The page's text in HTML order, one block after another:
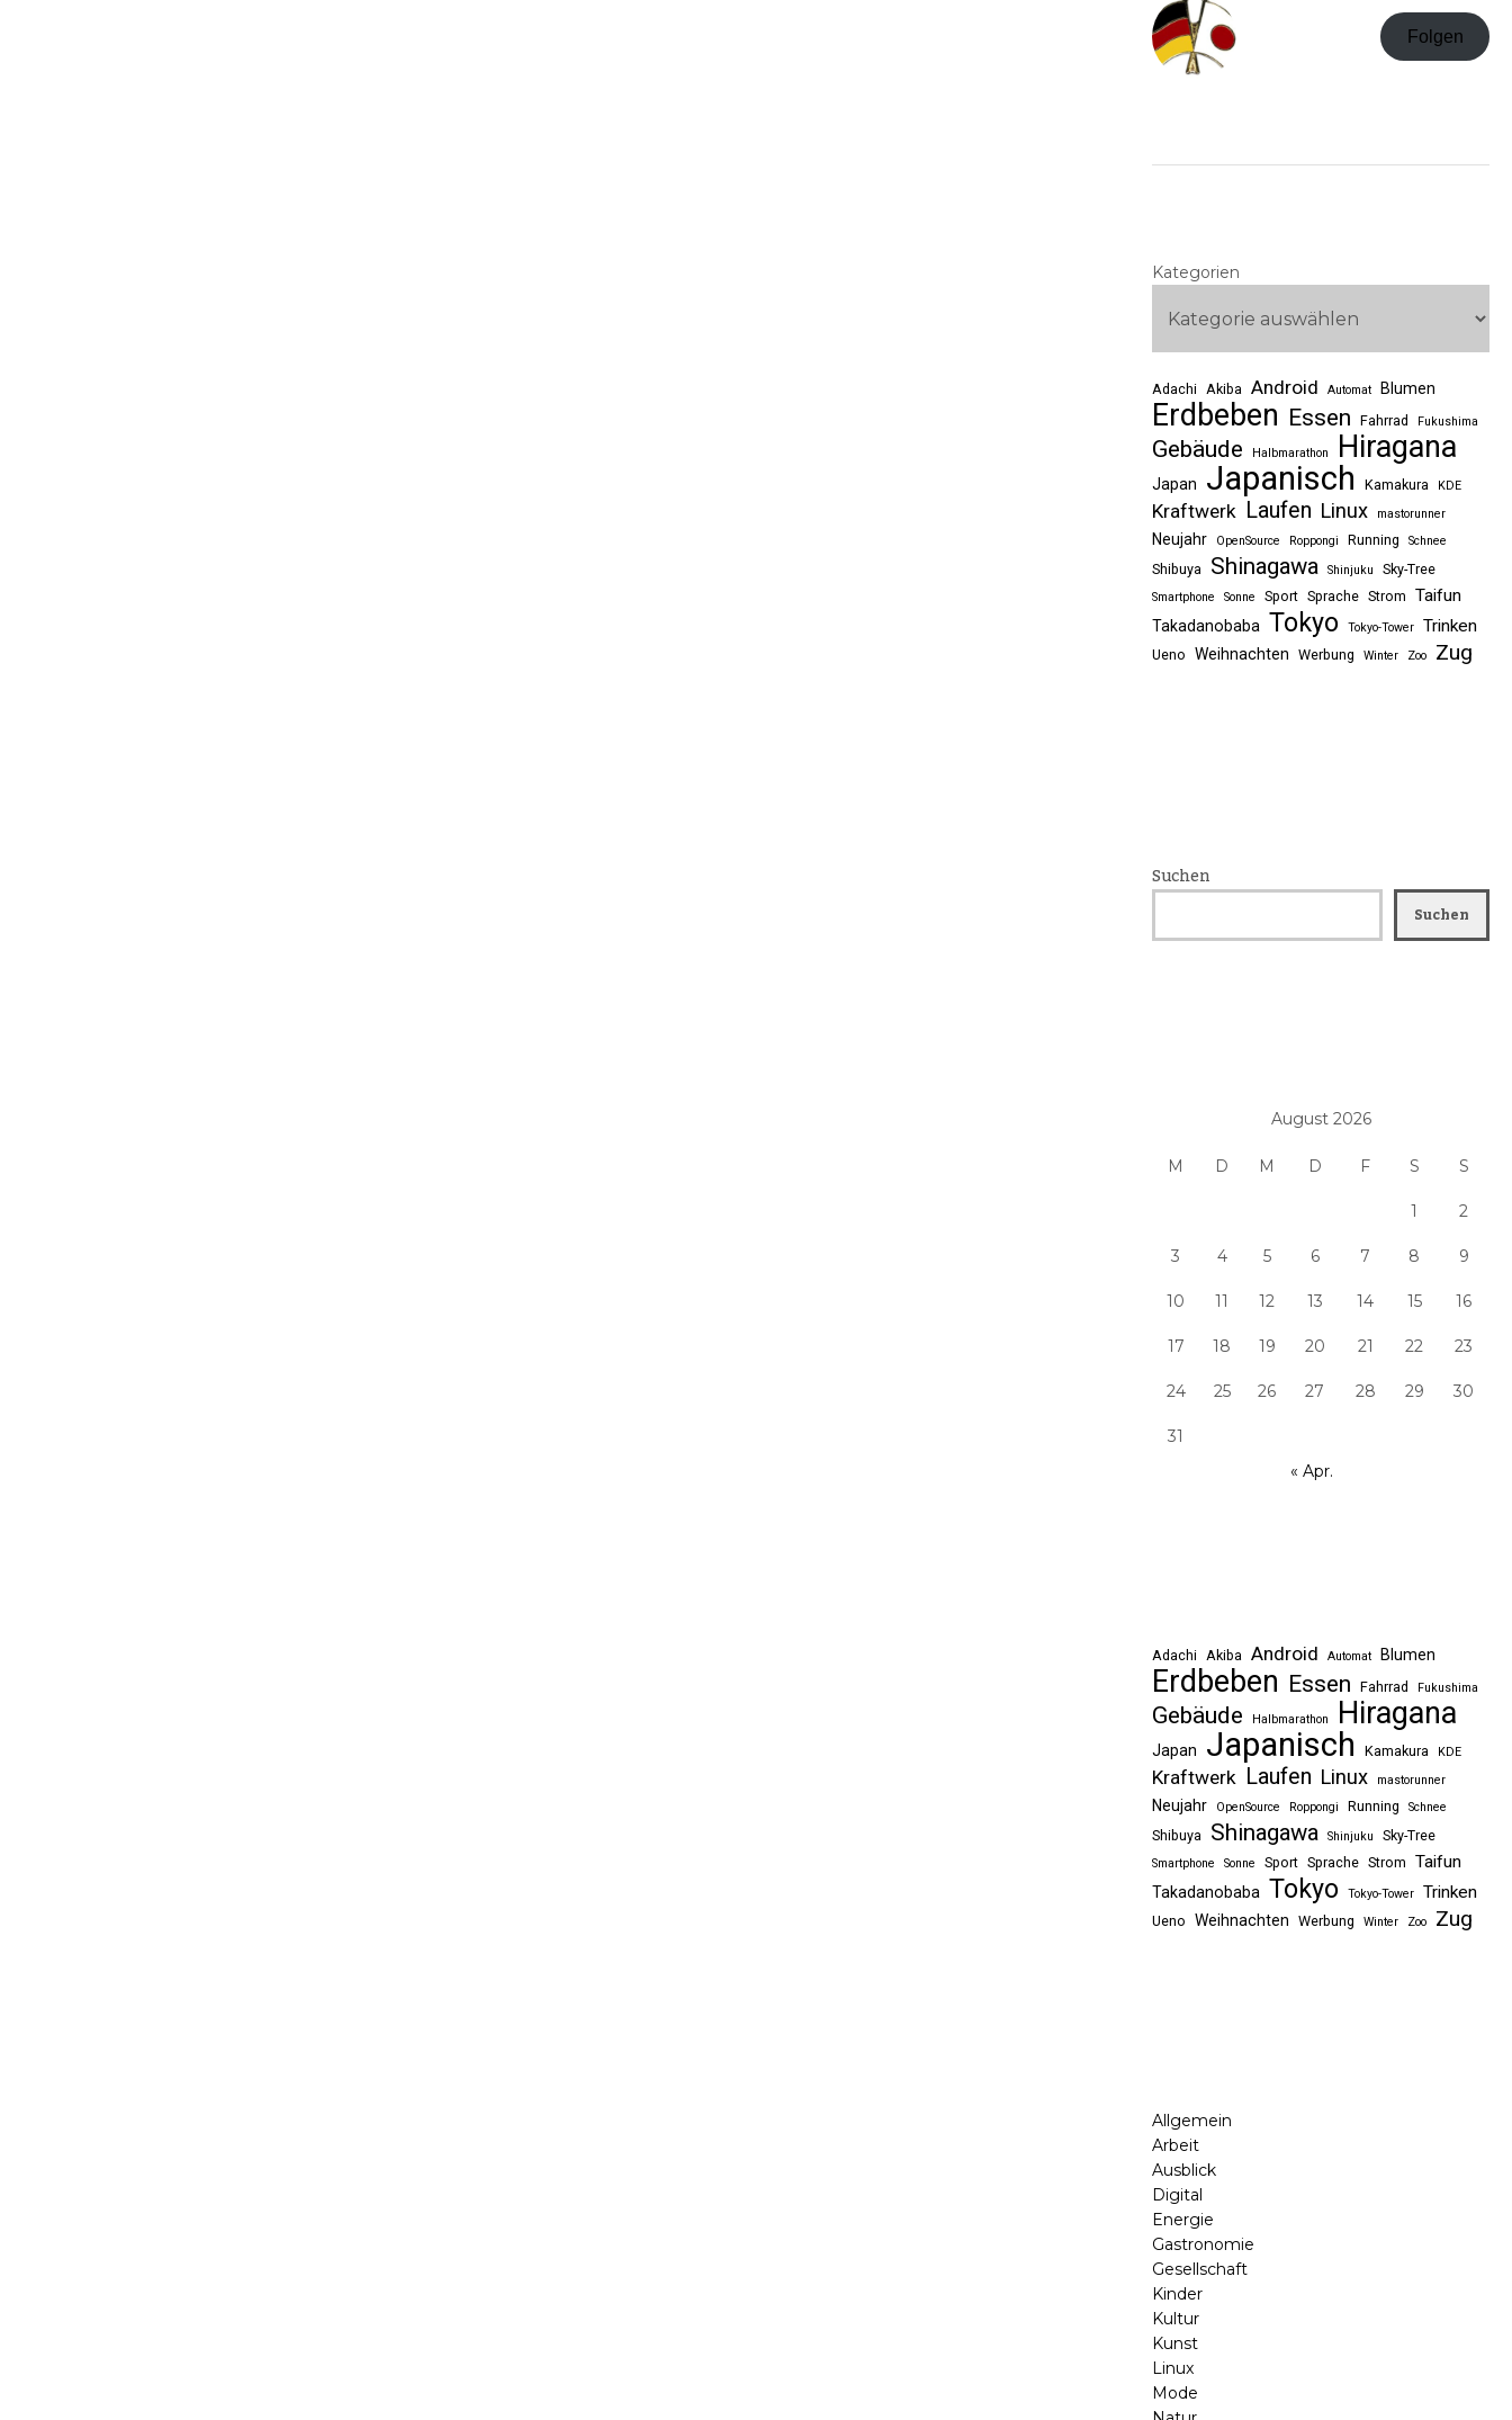
Folgen
Kategorien
Adachi Akiba Android Automat Blumen
Erdbeben Essen Fahrrad Fukushima
Gebäude Halbmarathon Hiragana
Japan Japanisch Kamakura KDE
Kraftwerk Laufen Linux mastorunner
Neujahr OpenSource Roppongi Running Schnee
Shibuya Shinagawa Shinjuku Sky-Tree
Smartphone Sonne Sport Sprache Strom Taifun
Takadanobaba Tokyo Tokyo-Tower Trinken
Ueno Weihnachten Werbung Winter Zoo Zug
Suchen
Suchen
August 2026
M D M D F S S
1 2
3 4 5 6 7 8 9
10 11 12 13 14 15 16
17 18 19 20 21 22 23
24 25 26 27 28 29 30
31
« Apr.
Adachi Akiba Android Automat Blumen
Erdbeben Essen Fahrrad Fukushima
Gebäude Halbmarathon Hiragana
Japan Japanisch Kamakura KDE
Kraftwerk Laufen Linux mastorunner
Neujahr OpenSource Roppongi Running Schnee
Shibuya Shinagawa Shinjuku Sky-Tree
Smartphone Sonne Sport Sprache Strom Taifun
Takadanobaba Tokyo Tokyo-Tower Trinken
Ueno Weihnachten Werbung Winter Zoo Zug
Allgemein
Arbeit
Ausblick
Digital
Energie
Gastronomie
Gesellschaft
Kinder
Kultur
Kunst
Linux
Mode